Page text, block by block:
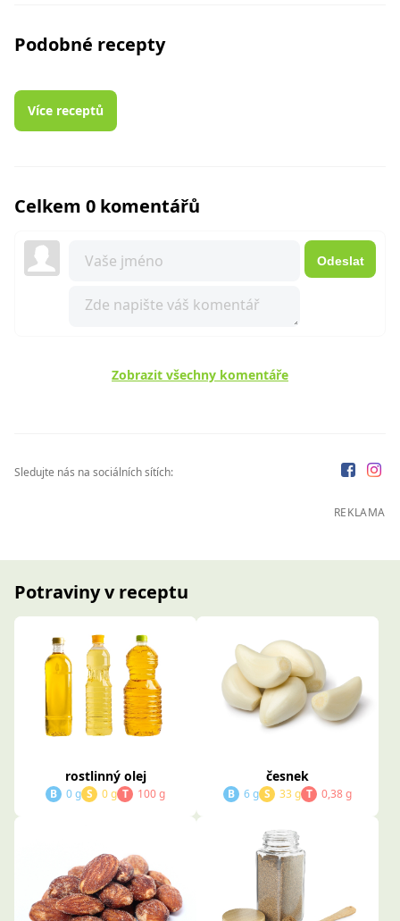
Podobné recepty
Více receptů
Celkem 0 komentářů
Odeslat
Zobrazit všechny komentáře
Sledujte nás na sociálních sítích:
REKLAMA
Potraviny v receptu
rostlinný olej
B 0 g S 0 g T 100 g
česnek
B 6 g S 33 g T 0,38 g